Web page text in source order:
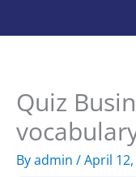
to
Quiz
Byadmin /April